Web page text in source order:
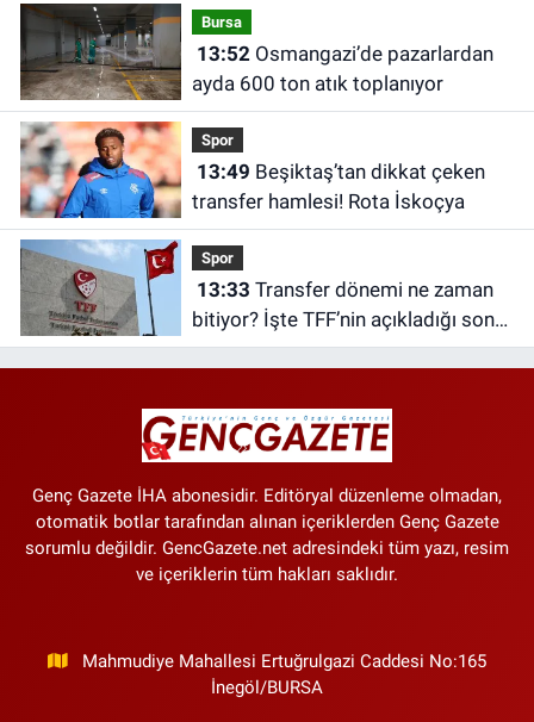
Bursa
13:52Osmangazi’de pazarlardan
ayda 600 ton atık toplanıyor
Spor
13:49
transfer hamlesi! Rota İskoçya
Spor
13:33
bitiyor? İşte TFF’nin açıkladığı son
tarih
Genç Gazete İHA abonesidir. Editöryal düzenleme olmadan,
otomatik botlar tarafından alınan içeriklerden Genç Gazete
sorumlu değildir. GencGazete.net adresindeki tüm yazı, resim
ve içeriklerin tüm hakları saklıdır.
Mahmudiye Mahallesi Ertuğrulgazi Caddesi No:165
İnegöl/BURSA